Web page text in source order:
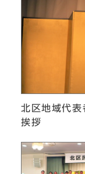
北区地域代
挨拶